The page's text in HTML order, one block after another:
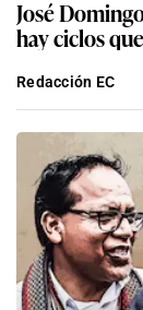
José
hay ciclos
Redacción EC